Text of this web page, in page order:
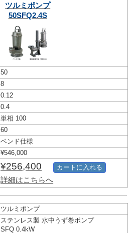
ツルミポンプ
50SFQ2.4S
50
8
0.12
0.4
単相 100
60
ベンド仕様
¥546,000
¥256,400
詳細はこちらへ
カートに入れる
ツルミポンプ
ステンレス製 水中うず巻ポンプ
SFQ 0.4kW